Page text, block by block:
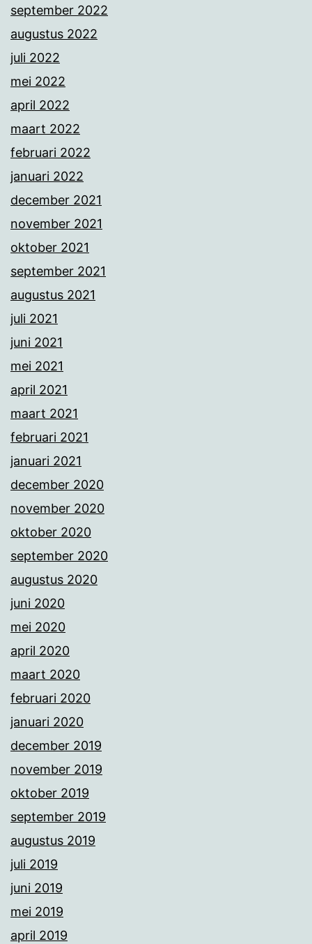
september 2022
augustus 2022
juli 2022
mei 2022
april 2022
maart 2022
februari 2022
januari 2022
december 2021
november 2021
oktober 2021
september 2021
augustus 2021
juli 2021
juni 2021
mei 2021
april 2021
maart 2021
februari 2021
januari 2021
december 2020
november 2020
oktober 2020
september 2020
augustus 2020
juni 2020
mei 2020
april 2020
maart 2020
februari 2020
januari 2020
december 2019
november 2019
oktober 2019
september 2019
augustus 2019
juli 2019
juni 2019
mei 2019
april 2019